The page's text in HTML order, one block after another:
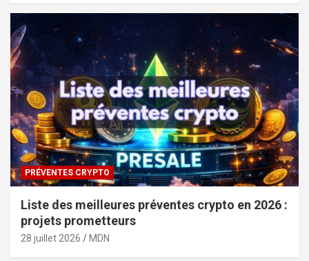
PRÉVENTES CRYPTO
Liste des meilleures préventes crypto en 2026 :
projets prometteurs
28 juillet 2026 MDN